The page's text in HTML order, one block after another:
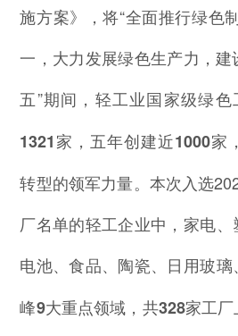
施方案》，将“全面推行绿色
一，大力发展绿色生产力，建
五”期间， 轻工业国家级绿
1321家，五年创建近1000家
转型的领军力量。本次入选
厂名单的轻工企业中，家电、
电池、食品、陶瓷、日用玻
峰9大重点领域，共328家工